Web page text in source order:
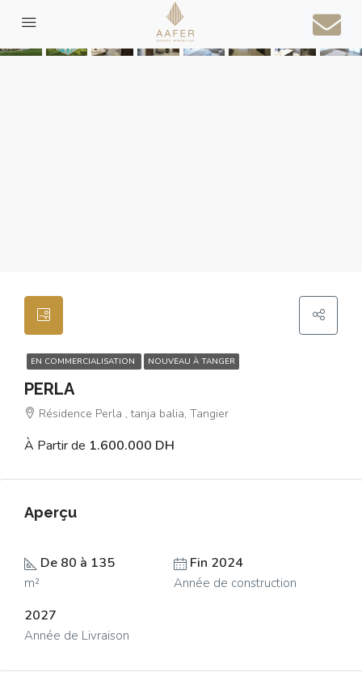
EN COMMERCIALISATION NOUVEAU À TANGER
PERLA
Résidence Perla , tanja balia, Tangier
À Partir de 1.600.000 DH
Aperçu
De 80 à 135
m²
Fin 2024
Année de construction
2027
Année de Livraison